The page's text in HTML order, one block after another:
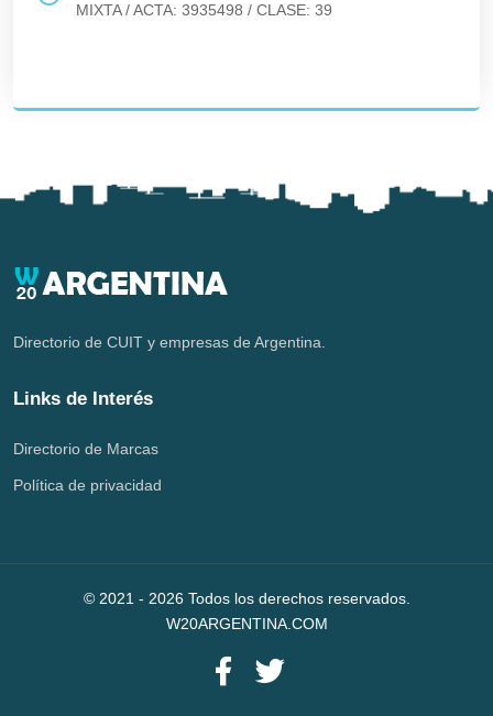
MIXTA/ ACTA: 3935498 / CLASE: 39
Directorio de CUIT y empresas de Argentina.
Links de Interés
Directorio de Marcas
Política de privacidad
© 2021 - 2026 Todos los derechos reservados.
W20ARGENTINA.COM